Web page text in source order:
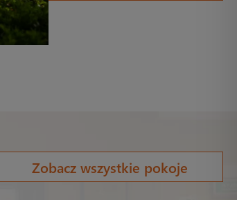
Zobacz wszystkie pokoje